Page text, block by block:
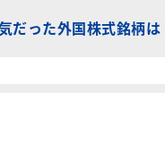
だった外国株式銘柄は